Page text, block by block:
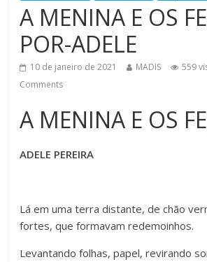
A MENINA E OS
POR-ADELE
10 de janeiro de 2021 MADIS 559
Comments
A MENINA E OS
ADELE PEREIRA
Lá em uma terra distante, de chão
fortes, que formavam redemoinhos.
Levantando folhas, papel, revirando